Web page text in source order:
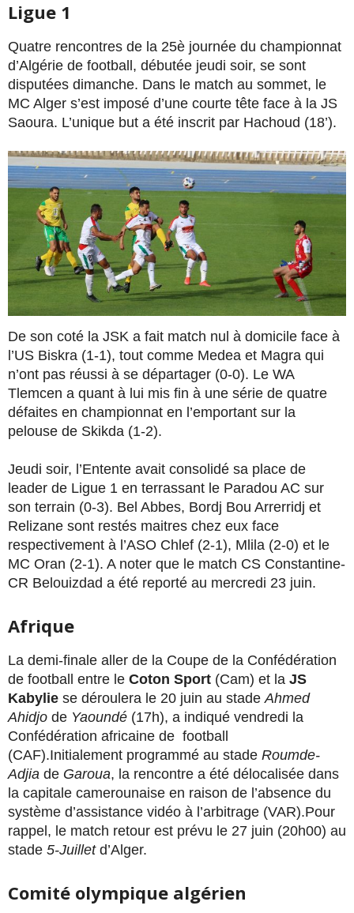
Ligue 1
Quatre rencontres de la 25è journée du championnat
d’Algérie de football, débutée jeudi soir, se sont
disputées dimanche. Dans le match au sommet, le
MC Alger s’est imposé d’une courte tête face à la JS
Saoura. L’unique but a été inscrit par Hachoud (18’).
De son coté la JSK a fait match nul à domicile face à
l’US Biskra (1-1), tout comme Medea et Magra qui
n’ont pas réussi à se départager (0-0). Le WA
Tlemcen a quant à lui mis fin à une série de quatre
défaites en championnat en l’emportant sur la
pelouse de Skikda (1-2).
Jeudi soir, l’Entente avait consolidé sa place de
leader de Ligue 1 en terrassant le Paradou AC sur
son terrain (0-3). Bel Abbes, Bordj Bou Arrerridj et
Relizane sont restés maitres chez eux face
respectivement à l’ASO Chlef (2-1), Mlila (2-0) et le
MC Oran (2-1). A noter que le match CS Constantine-
CR Belouizdad a été reporté au mercredi 23 juin.
Afrique
La demi-finale aller de la Coupe de la Confédération
de football entre le Coton Sport (Cam) et la JS
Kabylie se déroulera le 20 juin au stadeAhmed
Ahidjo de Yaoundé (17h), a indiqué vendredi la
Confédération africaine de football
(CAF).Initialement programmé au stade Roumde-
Adjia de Garoua, la rencontre a été délocalisée dans
la capitale camerounaise en raison de l’absence du
système d’assistance vidéo à l’arbitrage (VAR).Pour
rappel, le match retour est prévu le 27 juin (20h00) au
stade 5-Juilletd’Alger.
Comité olympique algérien